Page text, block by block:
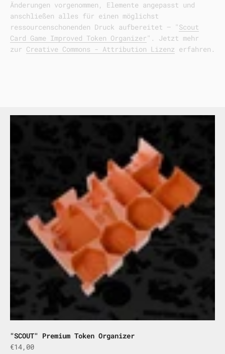
Änderungen vorgenommen, Elemente angepasst und
anschließen alles für einen möglichst
ressourcenschonenden Druck aufbereitet – "Scout
Card Game Improved Token Organizer".
Jetzt mehr
zur Creative Commons - Attribution Lizenz erfahren.
"SCOUT" Premium Token Organizer
Angebot
€14,00